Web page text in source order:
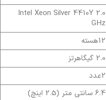
Intel Xeon Silver 4410Y 2.0
GHz
12هسته
2.0 گیگاهرتز
2عدد
6.4 سانتی متر (2.5 اینچ)